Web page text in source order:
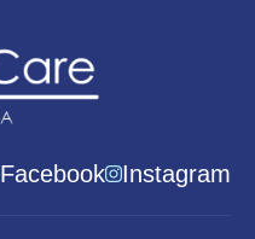
Facebook Instagram